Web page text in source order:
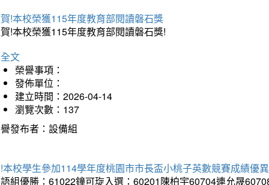
!本校榮獲115年度教育部閱讀磐石獎
!本校榮獲115年度教育部閱讀磐石獎!
文
榮譽事項：
發佈單位：
建立時間：2026-04-14
瀏覽次數：137
發布者：設備組
本校學生參加114學年度桃園市市長盃小桃子英數競賽成績優
組優勝：61022鐘可琁入選：60201陳柏宇60704連允晟